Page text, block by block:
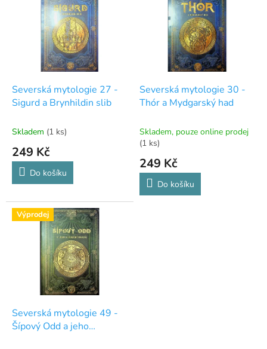
dSeverská mytologie 27 -
Sigurd a Brynhildin slib
Skladem (1 ks)
249 Kč
Do košíku
Severská mytologie 30 -
Thór a Mydgarský had
Skladem, pouze online prodej
(1 ks)
249 Kč
Do košíku
Výprodej
Severská mytologie 49 -
Šípový Odd a jeho